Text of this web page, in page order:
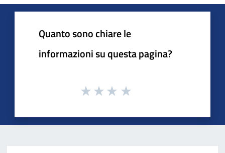
Quanto sono chiare le
informazioni su questa pagina?